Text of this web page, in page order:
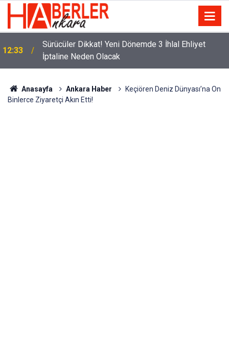
12:33
Sürücüler Dikkat! Yeni Dönemde 3 İhlal Ehliyet
İptaline Neden Olacak
Anasayfa Ankara Haber
Keçiören Deniz Dünyası’na On
Binlerce Ziyaretçi Akın Etti!